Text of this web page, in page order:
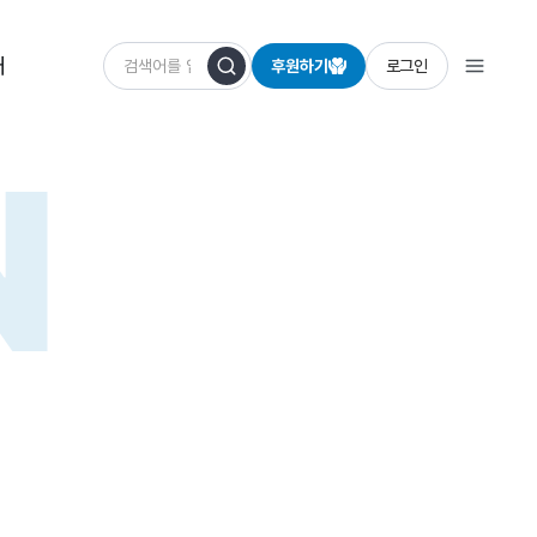
후원하기 로그인